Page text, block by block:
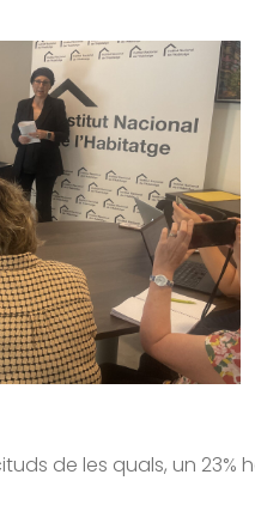
de les quals, un